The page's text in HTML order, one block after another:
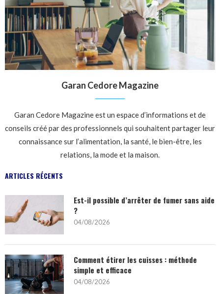
Garan Cedore Magazine
Garan Cedore Magazine est un espace d’informations et de
conseils créé par des professionnels qui souhaitent partager leur
connaissance sur l’alimentation, la santé, le bien-être, les
relations, la mode et la maison.
ARTICLES RÉCENTS
Est-il possible d’arrêter de fumer sans aide
?
04/08/2026
Comment étirer les cuisses : méthode
simple et efficace
04/08/2026